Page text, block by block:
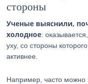
стороны
Ученые выяснили,
холодное:
уху, со стороны
активнее.
Например, часто можно